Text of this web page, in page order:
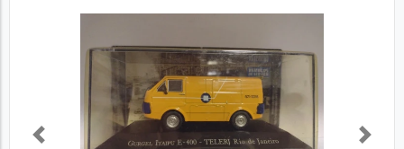
Previous Next